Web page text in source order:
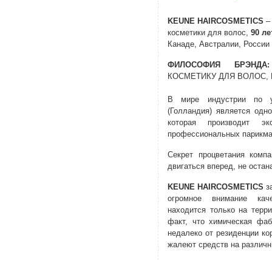
KEUNE HAIRCOSMETICS –
косметики для волос,90
Канаде, Австралии, России
ФИЛОСОФИЯ БРЭНДА:
КОСМЕТИКУ ДЛЯ
В мире индустрии по
(Голландия) является
которая производит
профессиональных
Секрет процветания
двигаться вперед, не
KEUNE HAIRCOSMETICS
огромное внимание
находится только на
факт, что химическая
недалеко от резиденции
жалеют средств на